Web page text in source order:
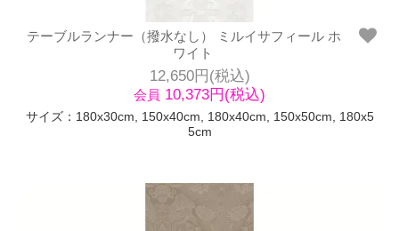
テーブルランナー（撥水なし） ミルイサフィール ホ
ワイト
12,650円(税込)
会員 10,373円(税込)
サイズ：180x30cm, 150x40cm, 180x40cm, 150x50cm, 180x5
5cm